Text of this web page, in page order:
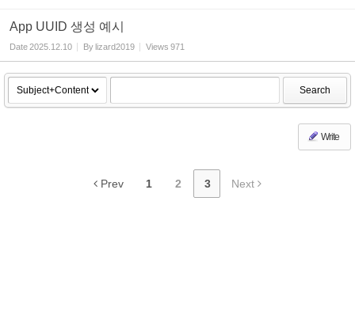
App UUID 생성 예시
Date2025.12.10 Bylizard2019 Views 971
Search
Write
Prev 1 2 3 Next